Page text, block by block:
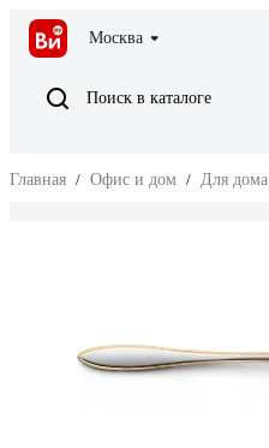
Москва
Поиск в каталоге
Главная / Офис и дом / Для дома